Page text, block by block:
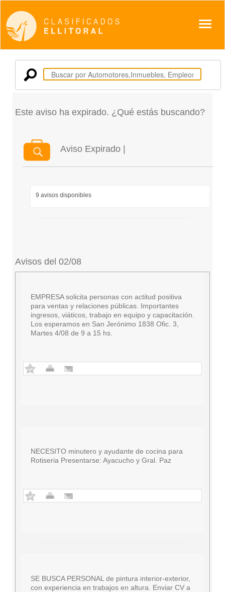
Este aviso ha expirado. ¿Qué estás buscando?
Aviso Expirado |
9 avisos disponibles
Avisos del 02/08
EMPRESA solicita personas con actitud positiva
para ventas y relaciones públicas. Importantes
ingresos, viáticos, trabajo en equipo y capacitación.
Los esperamos en San Jerónimo 1838 Ofic. 3,
Martes 4/08 de 9 a 15 hs.
NECESITO minutero y ayudante de cocina para
Rotiseria Presentarse: Ayacucho y Gral. Paz
SE BUSCA PERSONAL de pintura interior-exterior,
con experiencia en trabajos en altura. Enviar CV a